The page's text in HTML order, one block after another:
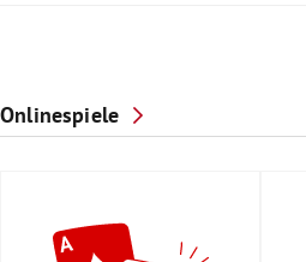
Onlinespiele